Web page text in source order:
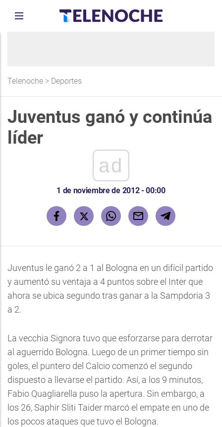
Telenoche > Deportes
Juventus ganó y continúa
líder
ad
1 de noviembre de 2012 - 00:00
Juventus le ganó 2 a 1 al Bologna en un difícil partido
y aumentó su ventaja a 4 puntos sobre el Inter que
ahora se ubica segundo tras ganar a la Sampdoria 3
a 2.
La vecchia Signora tuvo que esforzarse para derrotar
al aguerrido Bologna. Luego de un primer tiempo sin
goles, el puntero del Calcio comenzó el segundo
dispuesto a llevarse el partido. Así, a los 9 minutos,
Fabio Quagliarella puso la apertura. Sin embargo, a
los 26, Saphir Sliti Taider marcó el empate en uno de
los pocos ataques que tuvo el Bologna.